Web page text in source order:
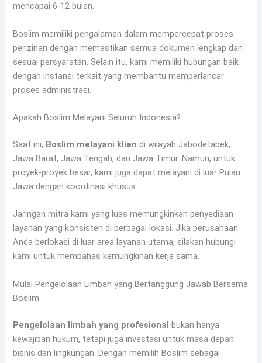
mencapai 6-12 bulan.
Boslim memiliki pengalaman dalam mempercepat proses
perizinan dengan memastikan semua dokumen lengkap dan
sesuai persyaratan. Selain itu, kami memiliki hubungan baik
dengan instansi terkait yang membantu memperlancar
proses administrasi.
Apakah Boslim Melayani Seluruh Indonesia?
Saat ini, Boslim melayani klien di wilayah Jabodetabek,
Jawa Barat, Jawa Tengah, dan Jawa Timur. Namun, untuk
proyek-proyek besar, kami juga dapat melayani di luar Pulau
Jawa dengan koordinasi khusus.
Jaringan mitra kami yang luas memungkinkan penyediaan
layanan yang konsisten di berbagai lokasi. Jika perusahaan
Anda berlokasi di luar area layanan utama, silakan hubungi
kami untuk membahas kemungkinan kerja sama.
Mulai Pengelolaan Limbah yang Bertanggung Jawab Bersama
Boslim
Pengelolaan limbah yang profesional bukan hanya
kewajiban hukum, tetapi juga investasi untuk masa depan
bisnis dan lingkungan. Dengan memilih Boslim sebagai